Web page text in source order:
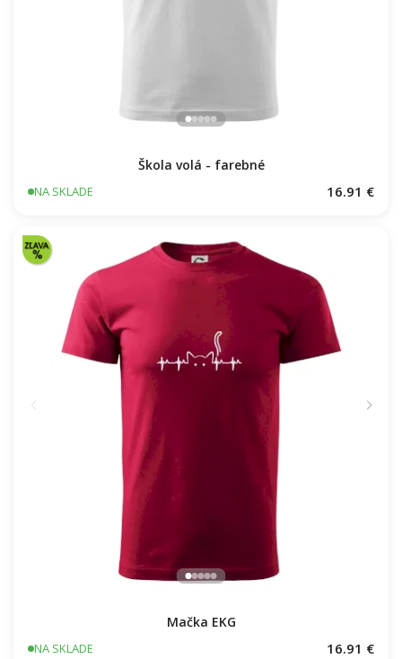
Škola volá - farebné
NA SKLADE 16.91 €
Mačka EKG
NA SKLADE 16.91 €